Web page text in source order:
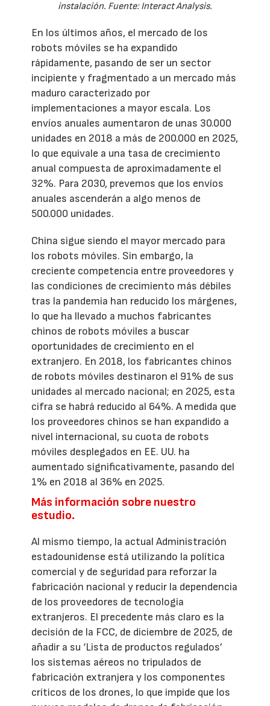
instalación. Fuente: Interact Analysis.
En los últimos años, el mercado de los
robots móviles se ha expandido
rápidamente, pasando de ser un sector
incipiente y fragmentado a un mercado más
maduro caracterizado por
implementaciones a mayor escala. Los
envíos anuales aumentaron de unas 30.000
unidades en 2018 a más de 200.000 en 2025,
lo que equivale a una tasa de crecimiento
anual compuesta de aproximadamente el
32%. Para 2030, prevemos que los envíos
anuales ascenderán a algo menos de
500.000 unidades.
China sigue siendo el mayor mercado para
los robots móviles. Sin embargo, la
creciente competencia entre proveedores y
las condiciones de crecimiento más débiles
tras la pandemia han reducido los márgenes,
lo que ha llevado a muchos fabricantes
chinos de robots móviles a buscar
oportunidades de crecimiento en el
extranjero. En 2018, los fabricantes chinos
de robots móviles destinaron el 91% de sus
unidades al mercado nacional; en 2025, esta
cifra se habrá reducido al 64%. A medida que
los proveedores chinos se han expandido a
nivel internacional, su cuota de robots
móviles desplegados en EE. UU. ha
aumentado significativamente, pasando del
1% en 2018 al 36% en 2025.
Más información sobre nuestro
estudio.
Al mismo tiempo, la actual Administración
estadounidense está utilizando la política
comercial y de seguridad para reforzar la
fabricación nacional y reducir la dependencia
de los proveedores de tecnología
extranjeros. El precedente más claro es la
decisión de la FCC, de diciembre de 2025, de
añadir a su ‘Lista de productos regulados’
los sistemas aéreos no tripulados de
fabricación extranjera y los componentes
críticos de los drones, lo que impide que los